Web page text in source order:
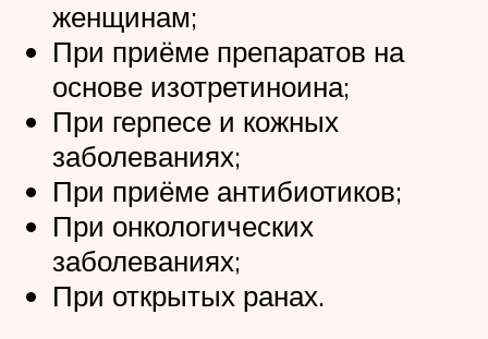
женщинам;
При приёме препаратов на
основе изотретиноина;
При герпесе и кожных
заболеваниях;
При приёме антибиотиков;
При онкологических
заболеваниях;
При открытых ранах.